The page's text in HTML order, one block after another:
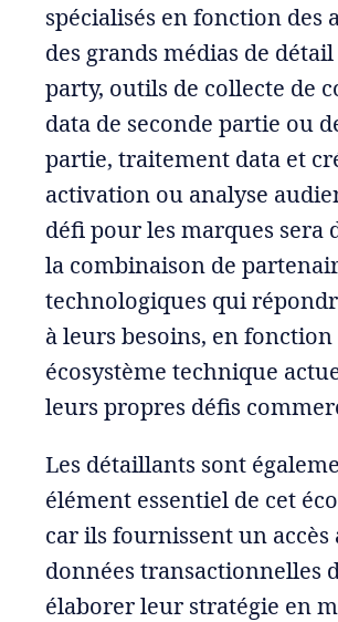
spécialisés en fonction des
des grands médias de
party, outils de collecte de
data de seconde partie ou
partie, traitement data et
activation ou analyse
défi pour les marques sera
la combinaison de
technologiques qui
à leurs besoins, en
écosystème technique
leurs propres défis
Les détaillants sont
élément essentiel de cet
car ils fournissent un accès
données transactionnelles
élaborer leur stratégie en